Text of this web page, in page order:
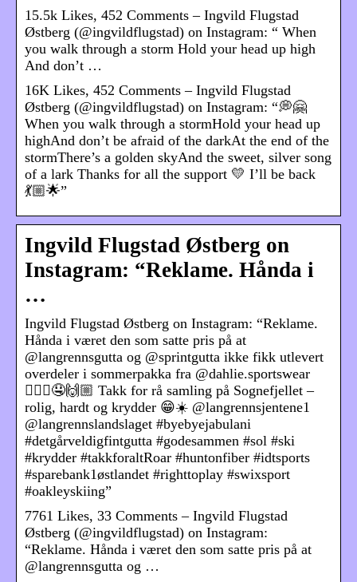
15.5k Likes, 452 Comments – Ingvild Flugstad
Østberg (@ingvildflugstad) on Instagram: “ When
you walk through a storm Hold your head up high
And don’t …
16K Likes, 452 Comments – Ingvild Flugstad
Østberg (@ingvildflugstad) on Instagram: “💭🤗
When you walk through a stormHold your head up
highAnd don’t be afraid of the darkAt the end of the
stormThere’s a golden skyAnd the sweet, silver song
of a lark Thanks for all the support 💛 I’ll be back
💃🏼🌟”
Ingvild Flugstad Østberg on
Instagram: “Reklame. Hånda i
…
Ingvild Flugstad Østberg on Instagram: “Reklame.
Hånda i været den som satte pris på at
@langrennsgutta og @sprintgutta ikke fikk utlevert
overdeler i sommerpakka fra @dahlie.sportswear
🙋🏼‍♀️🤤🙌🏼 Takk for rå samling på Sognefjellet –
rolig, hardt og krydder 😁☀️ @langrennsjentene1
@langrennslandslaget #byebyejabulani
#detgårveldigfintgutta #godesammen #sol #ski
#krydder #takkforaltRoar #huntonfiber #idtsports
#sparebank1østlandet #righttoplay #swixsport
#oakleyskiing”
7761 Likes, 33 Comments – Ingvild Flugstad
Østberg (@ingvildflugstad) on Instagram:
“Reklame. Hånda i været den som satte pris på at
@langrennsgutta og …